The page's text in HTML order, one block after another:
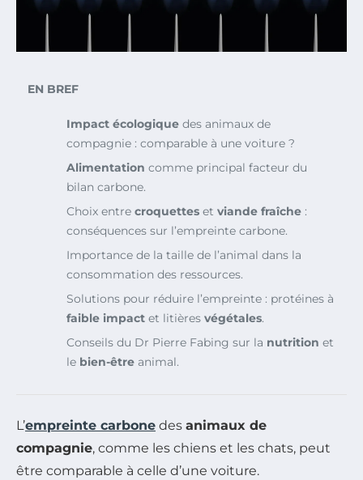
EN BREF
Impact écologique des animaux de
compagnie : comparable à une voiture ?
Alimentation comme principal facteur du
bilan carbone.
Choix entre croquettes et viande fraîche :
conséquences sur l’empreinte carbone.
Importance de la taille de l’animal dans la
consommation des ressources.
Solutions pour réduire l’empreinte : protéines à
faible impact et litières végétales.
Conseils du Dr Pierre Fabing sur la nutrition et
le bien-être animal.
L’empreinte carbone des animaux de
compagnie, comme les chiens et les chats, peut
être comparable à celle d’une voiture.